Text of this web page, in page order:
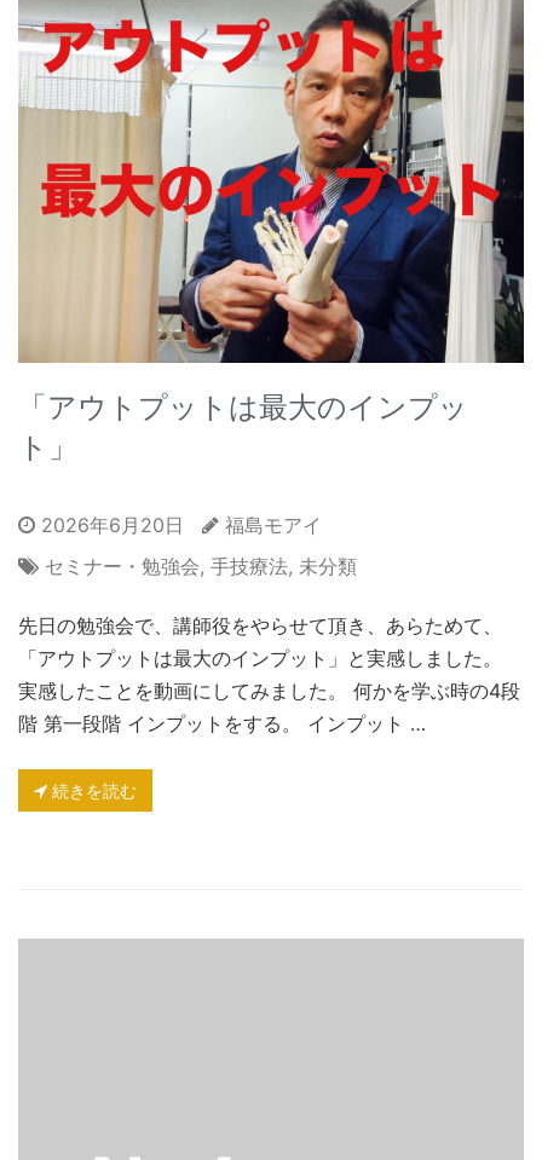
「アウトプットは最大のインプッ
ト」
2026年6月20日
福島モアイ
セミナー・勉強会, 手技療法, 未分類
先日の勉強会で、講師役をやらせて頂き、あらためて、
「アウトプットは最大のインプット」と実感しました。
実感したことを動画にしてみました。 何かを学ぶ時の4段
階 第一段階 インプットをする。 インプット …
続きを読む